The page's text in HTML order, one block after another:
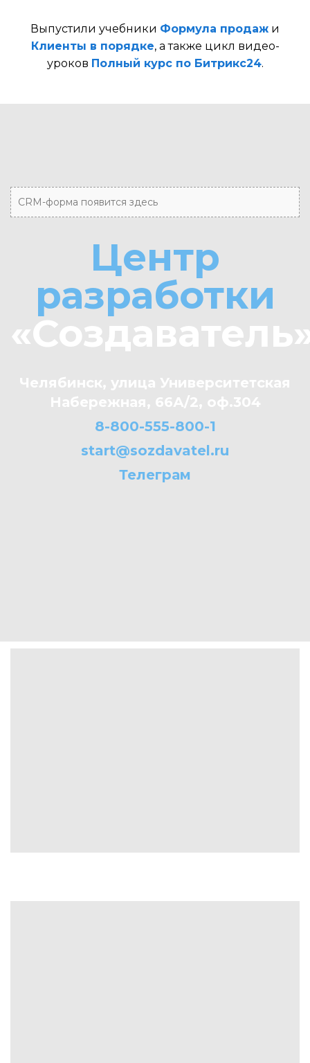
Выпустили учебники Формула продаж и
Клиенты в порядке, а также цикл видео-
уроков Полный курс по Битрикс24.
CRM-форма появится здесь
Центр
разработки
Челябинск, улица Университетская
Набережная, 66А/2, оф.304
8-800-555-800-1
start@sozdavatel.ru
Телеграм